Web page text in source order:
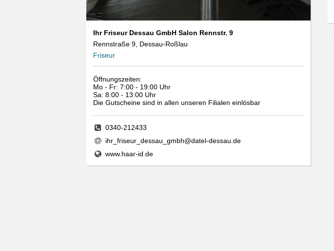
Ihr Friseur Dessau GmbH Salon Rennstr. 9
Rennstraße 9, Dessau-Roßlau
Friseur
Öffnungszeiten:
Mo - Fr: 7:00 - 19:00 Uhr
Sa: 8:00 - 13:00 Uhr
Die Gutscheine sind in allen unseren Filialen einlösbar
0340-212433
ihr_friseur_dessau_gmbh@datel-dessau.de
www.haar-id.de